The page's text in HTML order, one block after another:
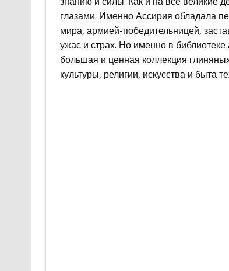
глазами. Именно Ассирия обладала
мира, армией-победительницей,
ужас и страх. Но именно в
большая и ценная коллекция
культуры, религии, искусства и быта